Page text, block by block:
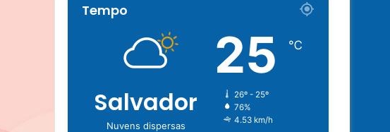
Tempo
Salvador
Nuvens dispersas
25 ℃
26º - 25º
76%
4.53 km/h